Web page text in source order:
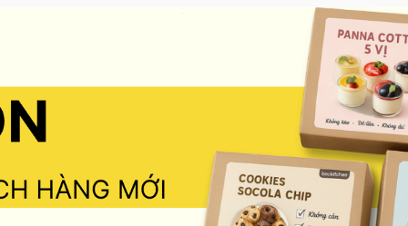
sáng sớm hôm sau nhé. Giờ thì vào ngay cách
làm bánh mì không cần nhồi bột nào!! Nguyên
liệu: - 400g bột mì số 13 - 230g nước - 1 quả
trứng gà - 5g men ngọt - 8g đường - 5g muối
Dụng cụ làm bánh - Tô trộn - Spatula - Bình
xịt - Tấm nhào bột - Màng bọc thực phẩm -
Khay nướng bánh Cách làm bánh mì không
cần nhồi bột Bước 1: Trộn nguyên liệu: Nếu
bạn muốn sáng mai có bánh nóng ăn luôn thì
từ tối bạn sẽ trộn tất cả các nguyên liệu trên
vào 1 cái âu và trộn đều. Trộn đến khi thấy
nghĩa là “ngàn lớp
Món bánh này được
cảm hứng từ vùng
gâteau napolitain –
kiểu Napoli”. Theo thời
hoạt động Halloween
vừa an toàn, vừa dễ tổ
những buổi workshop
sẽ là gợi ý tuyệt vời.
mang lại niềm vui khi
sáng tạo, hoạt động làm
còn giúp trẻ rèn luyện
léo, khả năng tập trung
thần làm việc nhóm – tất
diễn ra trong không khí